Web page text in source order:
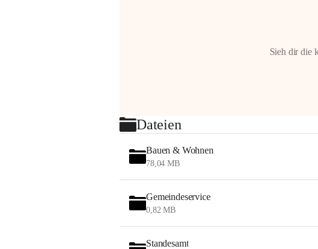
Sieh dir die
Dateien
Bauen & Wohnen
78,04 MB
Gemeindeservice
0,82 MB
Standesamt